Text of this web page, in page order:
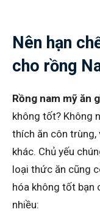
Nên hạn
cho rồng
Rồng nam mỹ ăn
không tốt? Không
thích ăn côn trùng,
khác. Chủ yếu
loại thức ăn cũng
hóa không tốt bạn
nhiều: